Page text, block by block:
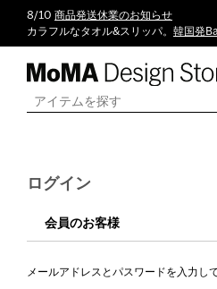
8/10 商品発送休業のお知らせ
カラフルなタオル&スリッパ。 韓国発
ログイン
会員のお客様
メールアドレスとパスワードを入力し